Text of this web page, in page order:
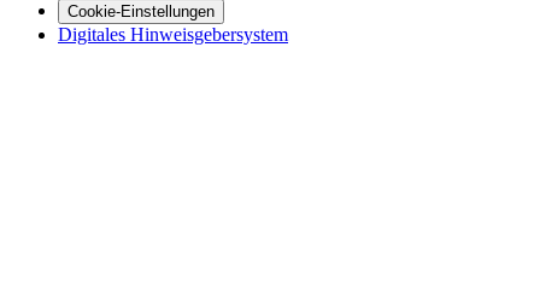
Cookie-Einstellungen
Digitales Hinweisgebersystem